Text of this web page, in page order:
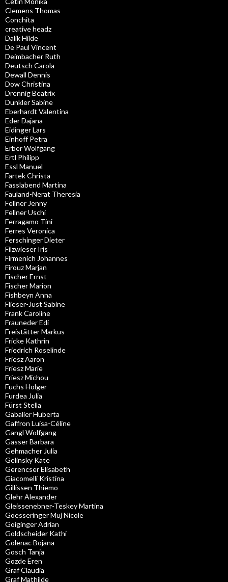
Clemens Thomas
Conchita
creative headz
Dalik Hilde
De Paul Vincent
Deimbacher Ruth
Deutsch Carola
Dewall Dennis
Dow Christina
Drennig Beatrix
Dunkler Sabine
Eberhardt Valentina
Eder Dajana
Eidinger Lars
Einhoff Petra
Erber Wolfgang
Ertl Philipp
Essl Manuel
Fartek Christa
Fasslabend Martina
Fauland-Nerat Theresia
Fellner Jenny
Fellner Uschi
Ferragamo Tini
Ferres Veronica
Ferschinger Dieter
Filzwieser Iris
Firmenich Johannes
Firouz Marjan
Fischer Ernst
Fischer Marion
Fishbeyn Anna
Flieser-Just Sabine
Frank Caroline
Frauneder Edi
Freistätter Markus
Fricke Kathrin
Friedrich Roselinde
Friesz Aaron
Friesz Marie
Friesz Michou
Fuchs Holger
Furdea Julia
Fürst Stella
Gabalier Huberta
Gaffron Luisa-Céline
Gangl Wolfgang
Gasser Barbara
Gehmacher Julia
Gelinsky Kate
Gerencser Elisabeth
Giacomelli Kristina
Gillissen Thiemo
Glehr Alexander
Gleissenebner-Teskey Martina
Goesseringer Muj Nicole
Goiginger Adrian
Goldscheider Kathi
Golenac Bojana
Gosch Tanja
Gozde Eren
Graf Claudia
Graf Mathilde